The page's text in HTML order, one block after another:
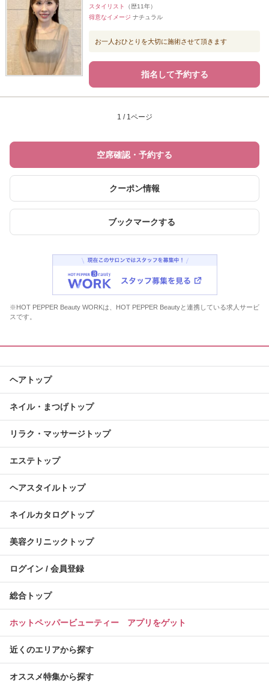
スタイリスト
（歴11年）
得意なイメージ ナチュラル
お一人おひとりを大切に施術させて頂きます
指名して予約する
1 / 1ページ
空席確認・予約する
クーポン情報
ブックマークする
※HOT PEPPER Beauty WORKは、HOT PEPPER Beautyと連携している求人サービ
スです。
ヘアトップ
ネイル・まつげトップ
リラク・マッサージトップ
エステトップ
ヘアスタイルトップ
ネイルカタログトップ
美容クリニックトップ
ログイン / 会員登録
総合トップ
ホットペッパービューティー アプリをゲット
近くのエリアから探す
オススメ特集から探す